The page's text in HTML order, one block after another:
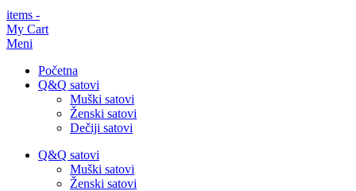
items -
My Cart
Meni
Početna
Q&Q satovi
Muški satovi
Ženski satovi
Dečiji satovi
Q&Q satovi
Muški satovi
Ženski satovi